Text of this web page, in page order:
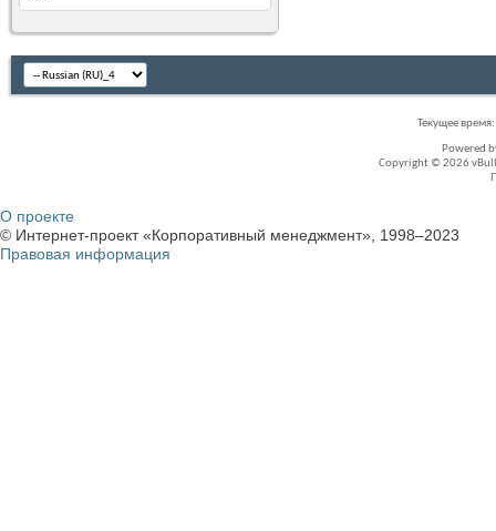
Текущее время:
Powered
Copyright © 2026
О проекте
© Интернет-проект «Корпоративный менеджмент», 1998–2023
Правовая информация